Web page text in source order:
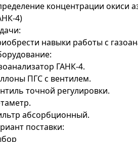
концентрации окиси
4)
навыки работы с
ГАНК-4.
ПГС с вентилем.
точной регулировки.
абсорбционный.
поставки: